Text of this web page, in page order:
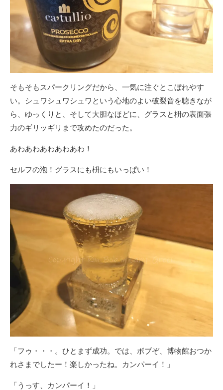
そもそもスパークリングだから、一気に注ぐとこぼれやす
い。シュワシュワシュワという心地のよい破裂音を聴きなが
ら、ゆっくりと、そして大胆なほどに、グラスと枡の表面張
力のギリッギリまで攻めたのだった。
あわあわあわあわあわ！
セルフの泡！グラスにも枡にもいっぱい！
「フゥ・・・。ひとまず成功。では、ボブぞ、博物館おつか
れさまでしたー！楽しかったね。カンパーイ！」
「うっす、カンパーイ！」